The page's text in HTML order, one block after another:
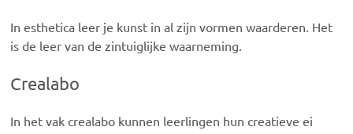
In esthetica leer je kunst in al zijn vormen waarderen. Het
is de leer van de zintuiglijke waarneming.
Crealabo
In het vak crealabo kunnen leerlingen hun creatieve ei